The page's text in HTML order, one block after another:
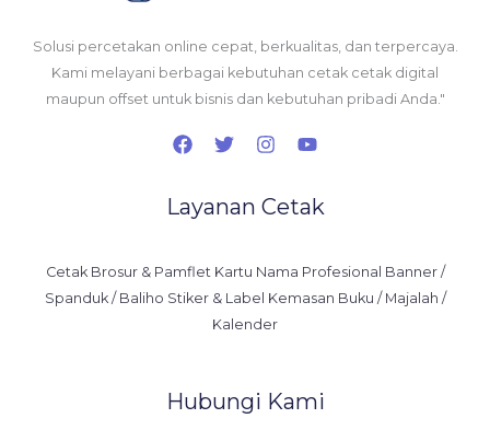
Solusi percetakan online cepat, berkualitas, dan terpercaya.
Kami melayani berbagai kebutuhan cetak cetak digital
maupun offset untuk bisnis dan kebutuhan pribadi Anda."
Layanan Cetak
Cetak Brosur & Pamflet Kartu Nama Profesional Banner /
Spanduk / Baliho Stiker & Label Kemasan Buku / Majalah /
Kalender
Hubungi Kami